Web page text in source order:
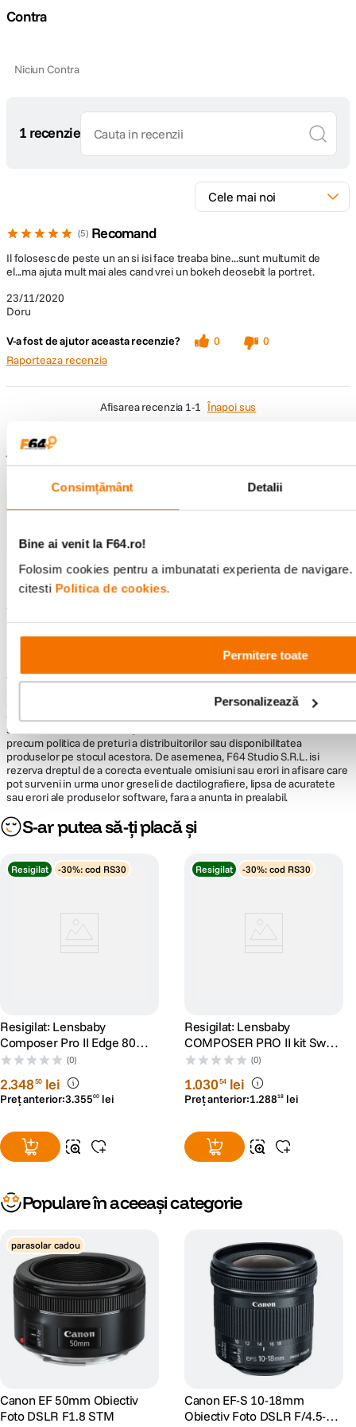
Consimțământ Detalii
Bine ai venit la F64.ro!
Folosim cookies pentru a imbunatati experienta de
citesti Politica de cookies.
Permitere toate
Personalizează
Lungime
Cod producator 446700
Contra
Niciun Contra
1 recenzie
5 Recomand
23/11/2020
Doru
Il folosesc de peste un an si isi face treaba bine...sunt multumit de
el...ma ajuta mult mai ales cand vrei un bokeh deosebit la portret.
V-a fost de ajutor aceasta recenzie? 0
0
Raporteaza recenzia
afisarea recenzia 1-1 Înapoi sus
Întrebări și răspunsuri
Nu găsești răspunsul pe care îl cauți?
Descrierea bunurilor sau a serviciilor disponibile pe www.f64.ro
imagini, video etc.) nu reprezinta o obligatie contractuala din partea F64,
acestea fiind utilizate exclusiv cu titlu de prezentare. Implicit F64 Studio
S.R.L. nu isi asuma raspunderea pentru eventualele erori de pret sau
stoc. Aceste erori nu obliga F64 Studio S.R.L. la nicio actiune. Preturile si
disponibilitatea produselor comercializate de catre F64 Studio SRL pot
suferi modificari ulterioare, acest lucru fiind influentat de factori externi
precum politica de preturi a distribuitorilor sau disponibilitatea
produselor pe stocul acestora. De asemenea, F64 Studio S.R.L. isi
rezerva dreptul de a corecta eventuale omisiuni sau erori in afisare care
pot surveni in urma unor greseli de dactilografiere, lipsa de acuratete
sau erori ale produselor software, fara a anunta in prealabil.
S-ar putea să-ți placă și
Resigilat -30%: cod RS30
Resigilat: Lensbaby
Composer Pro II Edge 80
Montura Canon EF -
RS125030404-1
(0)
2.34850 lei
Preț anterior:3.35500 lei
Resigilat -30%: cod RS30
Resigilat: Lensbaby
COMPOSER PRO II kit Sweet
50 Sony A - RS125030400-1
(0)
1.03054 lei
Preț anterior:1.28818 lei
Populare în aceeași categorie
parasolar cadou
Canon EF 50mm Obiectiv
Foto DSLR F1.8 STM
Canon EF-S 10-18mm
Obiectiv Foto DSLR F/4.5-5.6